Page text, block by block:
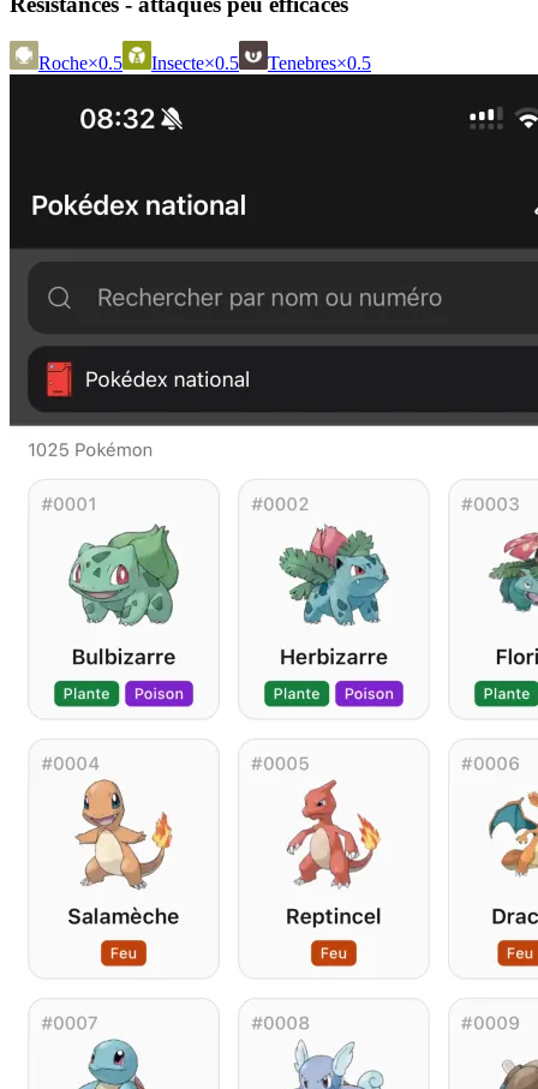
Roche×0.5 Insecte×0.5 Tenebres×0.5